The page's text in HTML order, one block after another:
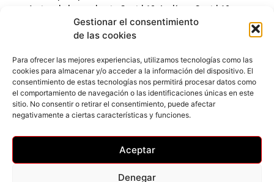
Gestionar el consentimiento
de las cookies
Para ofrecer las mejores experiencias, utilizamos tecnologías como las
cookies para almacenar y/o acceder a la información del dispositivo. El
consentimiento de estas tecnologías nos permitirá procesar datos como
el comportamiento de navegación o las identificaciones únicas en este
sitio. No consentir o retirar el consentimiento, puede afectar
negativamente a ciertas características y funciones.
Aceptar
Denegar
económica de la pandemia Covid-19. La línea Covid-19
coste cero cofinanciada por la unión europea.
Expediente: 2020.07.COSI.0483
Web desarrollada gracias al Programa Kit Digital
Cofinanciado por los Fondos Next Generation (EU) del